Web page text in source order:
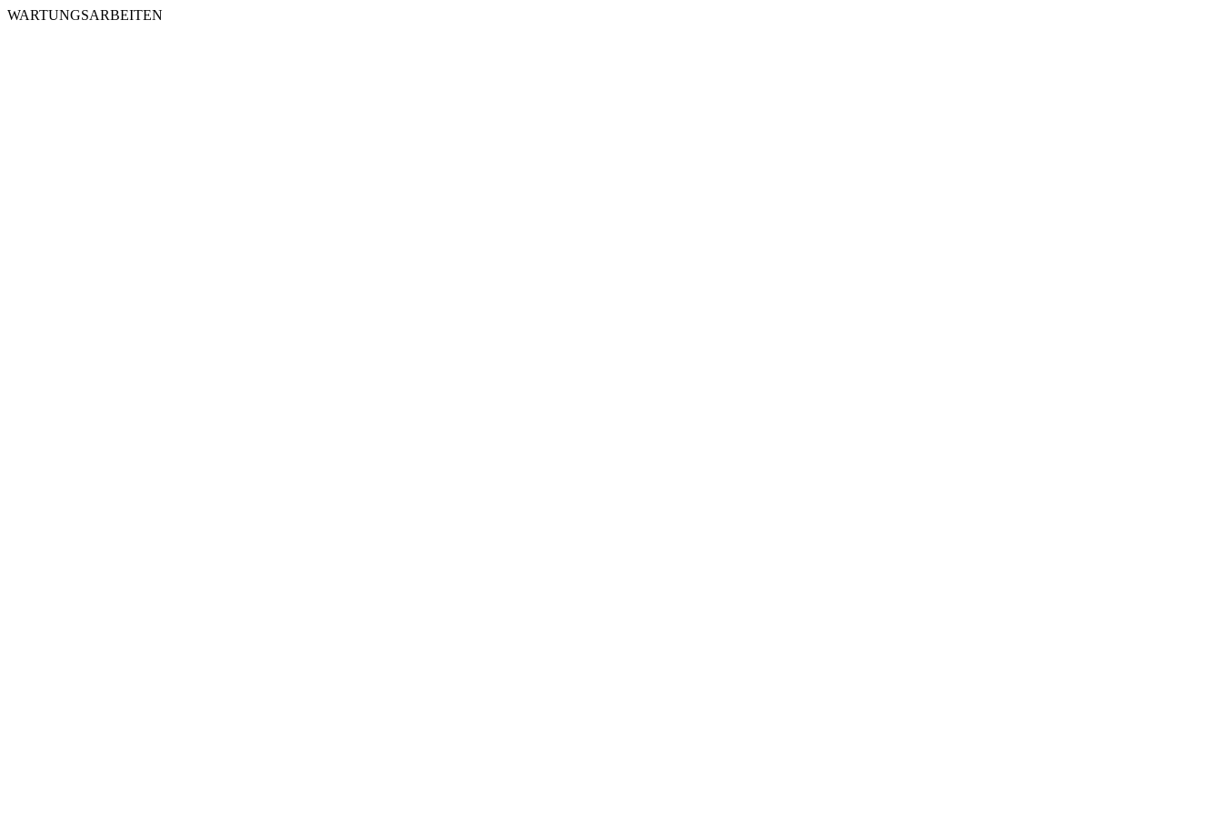
WARTUNGSARBEITEN